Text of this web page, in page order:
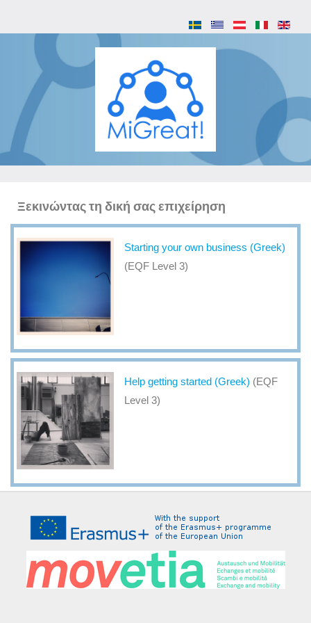
Ξεκινώντας τη δική σας επιχείρηση
Starting your own business (Greek)
(EQF Level 3)
Help getting started (Greek) (EQF
Level 3)